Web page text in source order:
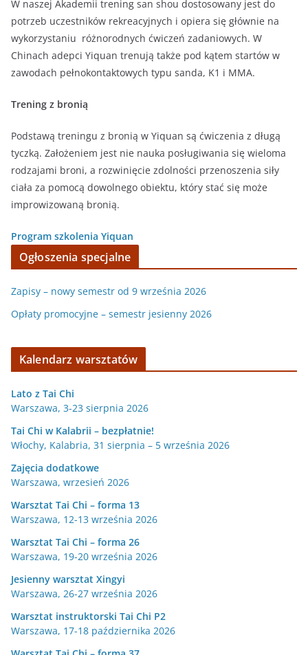
W naszej Akademii trening san shou dostosowany jest do
potrzeb uczestników rekreacyjnych i opiera się głównie na
wykorzystaniu różnorodnych ćwiczeń zadaniowych. W
Chinach adepci Yiquan trenują także pod kątem startów w
zawodach pełnokontaktowych typu sanda, K1 i MMA.
Trening z bronią
Podstawą treningu z bronią w Yiquan są ćwiczenia z długą
tyczką. Założeniem jest nie nauka posługiwania się wieloma
rodzajami broni, a rozwinięcie zdolności przenoszenia siły
ciała za pomocą dowolnego obiektu, który stać się może
improwizowaną bronią.
Program szkolenia Yiquan
Ogłoszenia specjalne
Zapisy – nowy semestr od 9 września 2026
Opłaty promocyjne – semestr jesienny 2026
Kalendarz warsztatów
Lato z Tai Chi
Warszawa, 3-23 sierpnia 2026
Tai Chi w Kalabrii – bezpłatnie!
Włochy, Kalabria, 31 sierpnia – 5 września 2026
Zajęcia dodatkowe
Warszawa, wrzesień 2026
Warsztat Tai Chi – forma 13
Warszawa, 12-13 września 2026
Warsztat Tai Chi – forma 26
Warszawa, 19-20 września 2026
Jesienny warsztat Xingyi
Warszawa, 26-27 września 2026
Warsztat instruktorski Tai Chi P2
Warszawa, 17-18 października 2026